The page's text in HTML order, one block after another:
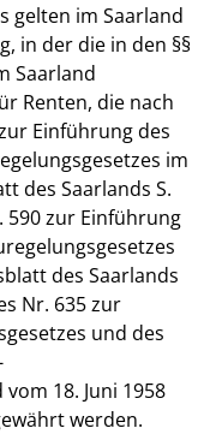
gelten im Saarland
in der die in den §§
Saarland
Renten, die nach
Einführung des
im
des Saarlands S.
590 zur Einführung
des Saarlands
Nr. 635 zur
und des
18. Juni 1958
werden.